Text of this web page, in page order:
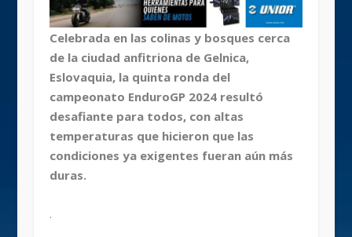
Celebrada en las colinas y bosques cerca
de la ciudad anfitriona de Gelnica,
Eslovaquia, la quinta ronda del
campeonato EnduroGP 2024 resultó
desafiante para todos, con altas
temperaturas que hicieron que las
condiciones ya exigentes fueran aún más
duras.
.